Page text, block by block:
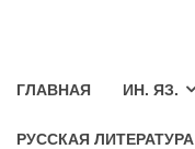
ГЛАВНАЯ ИН. ЯЗ.
РУССКАЯ ЛИТЕРАТУРА